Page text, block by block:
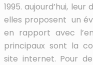
1995. aujourd’hui,
elles proposent un
en rapport avec
principaux sont la
site internet. Pour